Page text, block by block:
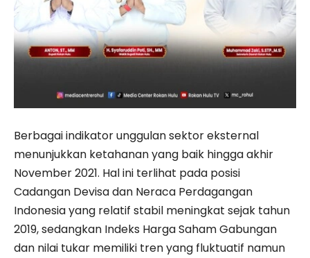
Berbagai indikator unggulan sektor eksternal
menunjukkan ketahanan yang baik hingga akhir
November 2021. Hal ini terlihat pada posisi
Cadangan Devisa dan Neraca Perdagangan
Indonesia yang relatif stabil meningkat sejak tahun
2019, sedangkan Indeks Harga Saham Gabungan
dan nilai tukar memiliki tren yang fluktuatif namun